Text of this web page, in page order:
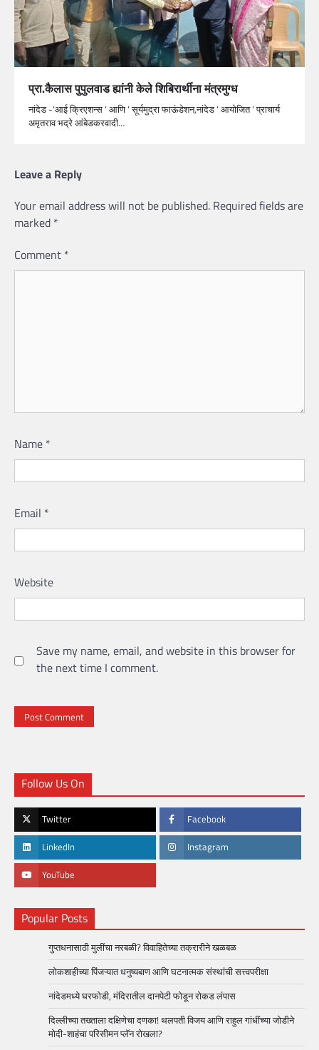
प्रा.कैलास पुपुलवाड ह्यांनी केले शिबिरार्थीना मंत्रमुग्ध
नांदेड -‘आई क्रिएशन्स ‘ आणि ‘ सूर्यमुद्रा फाऊंडेशन,नांदेड ‘ आयोजित ‘ प्राचार्य
अमृतराव भद्रे आंबेडकरवादी…
Leave a Reply
Your email address will not be published. Required fields are
marked *
Comment *
Name *
Email *
Website
Save my name, email, and website in this browser for
the next time I comment.
Follow Us On
Twitter Facebook
LinkedIn Instagram
YouTube
Popular Posts
गुप्तधनासाठी मुलींचा नरबळी? विवाहितेच्या तक्रारीने खळबळ
लोकशाहीच्या पिंजऱ्यात धनुष्यबाण आणि घटनात्मक संस्थांची सत्त्वपरीक्षा
नांदेडमध्ये घरफोडी, मंदिरातील दानपेटी फोडून रोकड लंपास
दिल्लीच्या तख्ताला दक्षिणेचा दणका! थलपती विजय आणि राहुल गांधींच्या जोडीने
मोदी-शाहंचा परिसीमन प्लॅन रोखला?